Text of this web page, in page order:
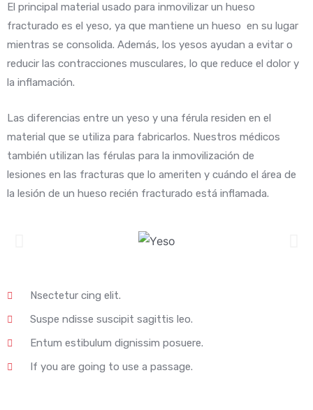
El principal material usado para inmovilizar un hueso
fracturado es el yeso, ya que mantiene un hueso en su lugar
mientras se consolida. Además, los yesos ayudan a evitar o
reducir las contracciones musculares, lo que reduce el dolor y
la inflamación.
Las diferencias entre un yeso y una férula residen en el
material que se utiliza para fabricarlos. Nuestros médicos
también utilizan las férulas para la inmovilización de
lesiones en las fracturas que lo ameriten y cuándo el área de
la lesión de un hueso recién fracturado está inflamada.
Nsectetur cing elit.
Suspe ndisse suscipit sagittis leo.
Entum estibulum dignissim posuere.
If you are going to use a passage.